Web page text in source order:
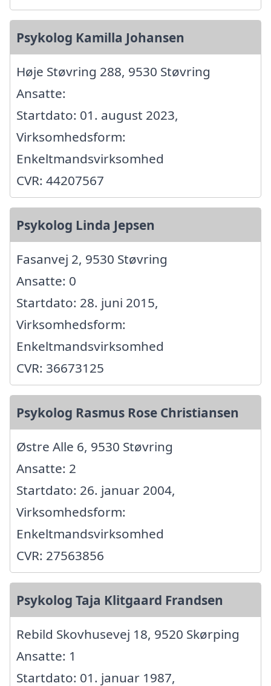
Psykolog Kamilla Johansen
Høje Støvring 288, 9530 Støvring
Ansatte:
Startdato: 01. august 2023,
Virksomhedsform:
Enkeltmandsvirksomhed
CVR: 44207567
Psykolog Linda Jepsen
Fasanvej 2, 9530 Støvring
Ansatte: 0
Startdato: 28. juni 2015,
Virksomhedsform:
Enkeltmandsvirksomhed
CVR: 36673125
Psykolog Rasmus Rose Christiansen
Østre Alle 6, 9530 Støvring
Ansatte: 2
Startdato: 26. januar 2004,
Virksomhedsform:
Enkeltmandsvirksomhed
CVR: 27563856
Psykolog Taja Klitgaard Frandsen
Rebild Skovhusevej 18, 9520 Skørping
Ansatte: 1
Startdato: 01. januar 1987,